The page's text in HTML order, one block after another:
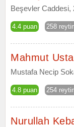
Beşevler Caddesi,
4.4 puan 258
Mahmut
Mustafa Necip
4.8 puan 254
Nurullah